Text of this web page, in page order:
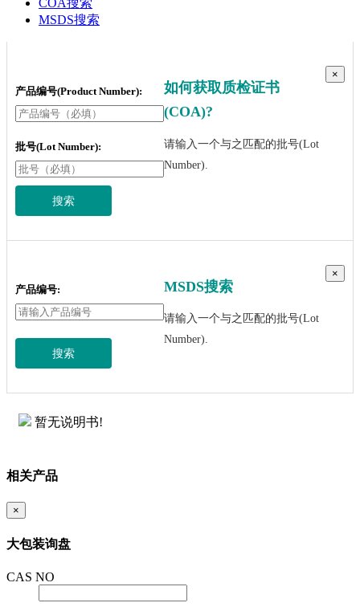
COA搜索
MSDS搜索
产品编号(Product Number):
批号(Lot Number):
搜索
如何获取质检证书
(COA)?
请输入一个与之匹配的批号(Lot
Number).
×
产品编号:
搜索
MSDS搜索
请输入一个与之匹配的批号(Lot
Number).
×
暂无说明书!
相关产品
×
大包装询盘
CAS NO